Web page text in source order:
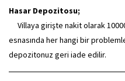
Hasar Depozitosu;
Villaya girişte nakit olarak 10000
esnasında her hangi bir
depozitonuz geri iade edilir.